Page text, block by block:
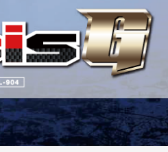
ンスタンド
表示機